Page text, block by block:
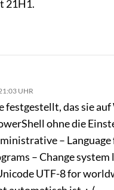
21H1.
UHR
festgestellt, das sie
ohne die
–
– Change system
UTF-8 for